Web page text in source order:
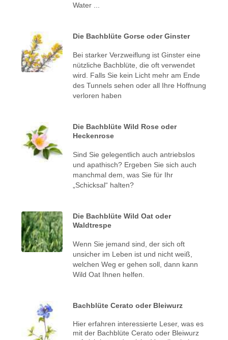
Water ...
Die Bachblüte Gorse oder Ginster
Bei starker Verzweiflung ist Ginster eine
nützliche Bachblüte, die oft verwendet
wird. Falls Sie kein Licht mehr am Ende
des Tunnels sehen oder all Ihre Hoffnung
verloren haben
Die Bachblüte Wild Rose oder
Heckenrose
Sind Sie gelegentlich auch antriebslos
und apathisch? Ergeben Sie sich auch
manchmal dem, was Sie für Ihr
„Schicksal“ halten?
Die Bachblüte Wild Oat oder
Waldtrespe
Wenn Sie jemand sind, der sich oft
unsicher im Leben ist und nicht weiß,
welchen Weg er gehen soll, dann kann
Wild Oat Ihnen helfen.
Bachblüte Cerato oder Bleiwurz
Hier erfahren interessierte Leser, was es
mit der Bachblüte Cerato oder Bleiwurz